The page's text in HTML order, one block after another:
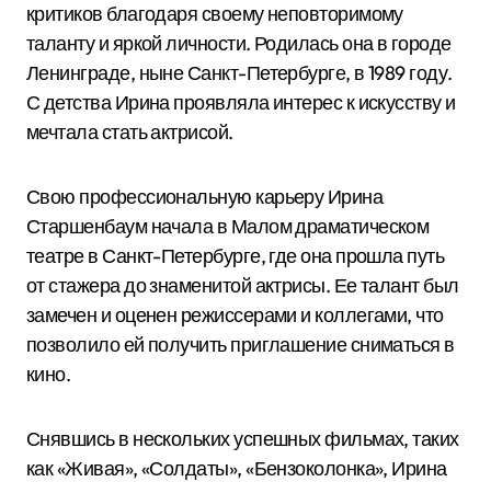
критиков благодаря своему неповторимому
таланту и яркой личности. Родилась она в городе
Ленинграде, ныне Санкт-Петербурге, в 1989 году.
С детства Ирина проявляла интерес к искусству и
мечтала стать актрисой.
Свою профессиональную карьеру Ирина
Старшенбаум начала в Малом драматическом
театре в Санкт-Петербурге, где она прошла путь
от стажера до знаменитой актрисы. Ее талант был
замечен и оценен режиссерами и коллегами, что
позволило ей получить приглашение сниматься в
кино.
Снявшись в нескольких успешных фильмах, таких
как «Живая», «Солдаты», «Бензоколонка», Ирина